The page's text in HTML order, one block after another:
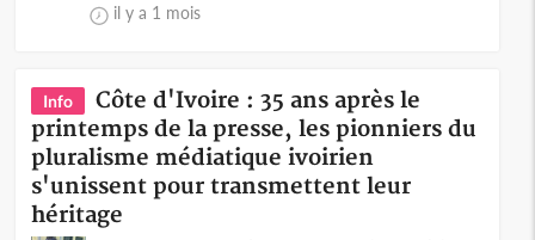
il y a 1 mois
Info
Côte d'Ivoire : 35 ans après le
printemps de la presse, les pionniers du
pluralisme médiatique ivoirien
s'unissent pour transmettent leur
héritage